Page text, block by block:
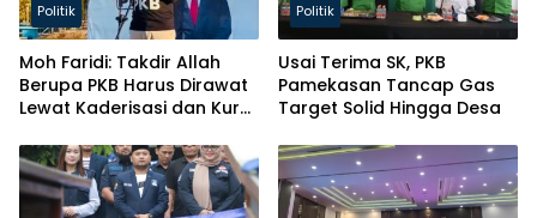
Politik
Moh Faridi: Takdir Allah
Berupa PKB Harus Dirawat
Lewat Kaderisasi dan Kursi
Politik
Usai Terima SK, PKB
Pamekasan Tancap Gas
Target Solid Hingga Desa